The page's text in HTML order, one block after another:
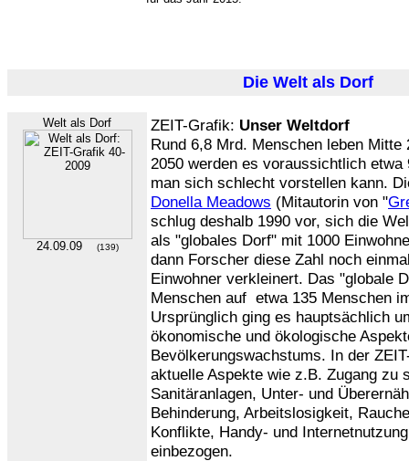
Die Welt als Dorf
Welt als Dorf
24.09.09 (139)
ZEIT-Grafik: Unser Weltdorf
Rund 6,8 Mrd. Menschen leben
2050 werden es voraussichtlich
man sich schlecht vorstellen kann.
Donella Meadows (Mitautorin von "
schlug deshalb 1990 vor, sich die
als "globales Dorf" mit 1000
dann Forscher diese Zahl noch
Einwohner verkleinert. Das "globale
Menschen auf etwa 135 Menschen
Ursprünglich ging es hauptsächlich
ökonomische und ökologische
Bevölkerungswachstums. In der
aktuelle Aspekte wie z.B. Zugang zu
Sanitäranlagen, Unter- und
Behinderung, Arbeitslosigkeit,
Konflikte, Handy- und
einbezogen.